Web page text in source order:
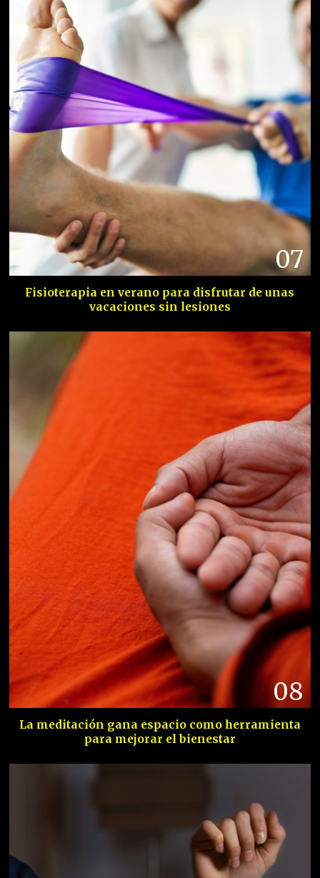
07
Fisioterapia en verano para disfrutar de unas
vacaciones sin lesiones
08
La meditación gana espacio como herramienta
para mejorar el bienestar